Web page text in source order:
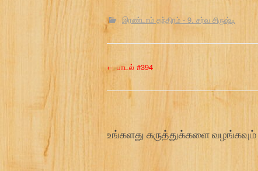
இரண்டாம் தந்திரம் - 9. சர்வ சிருஷ்டி
P
o
t
←பாடல் #394
உங்களது கருத்துக்களை வழங்கவும்